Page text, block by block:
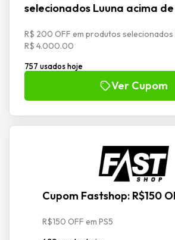
selecionados Luuna acima
R$ 200 OFF em produtos selecionados
R$ 4.000.00
757 usados hoje
Ver Cupom
Cupom Fastshop: R$150
R$150 OFF em PS5